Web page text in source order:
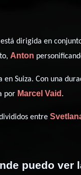
dirigida en
Anton
en Suiza. Con una
por Marcel Vaid .
entre
puedo ver